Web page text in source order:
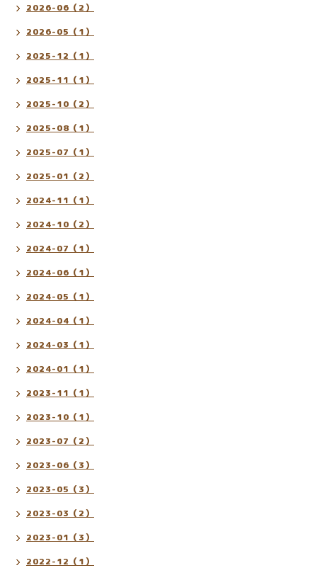
2026-06（2）
2026-05（1）
2025-12（1）
2025-11（1）
2025-10（2）
2025-08（1）
2025-07（1）
2025-01（2）
2024-11（1）
2024-10（2）
2024-07（1）
2024-06（1）
2024-05（1）
2024-04（1）
2024-03（1）
2024-01（1）
2023-11（1）
2023-10（1）
2023-07（2）
2023-06（3）
2023-05（3）
2023-03（2）
2023-01（3）
2022-12（1）